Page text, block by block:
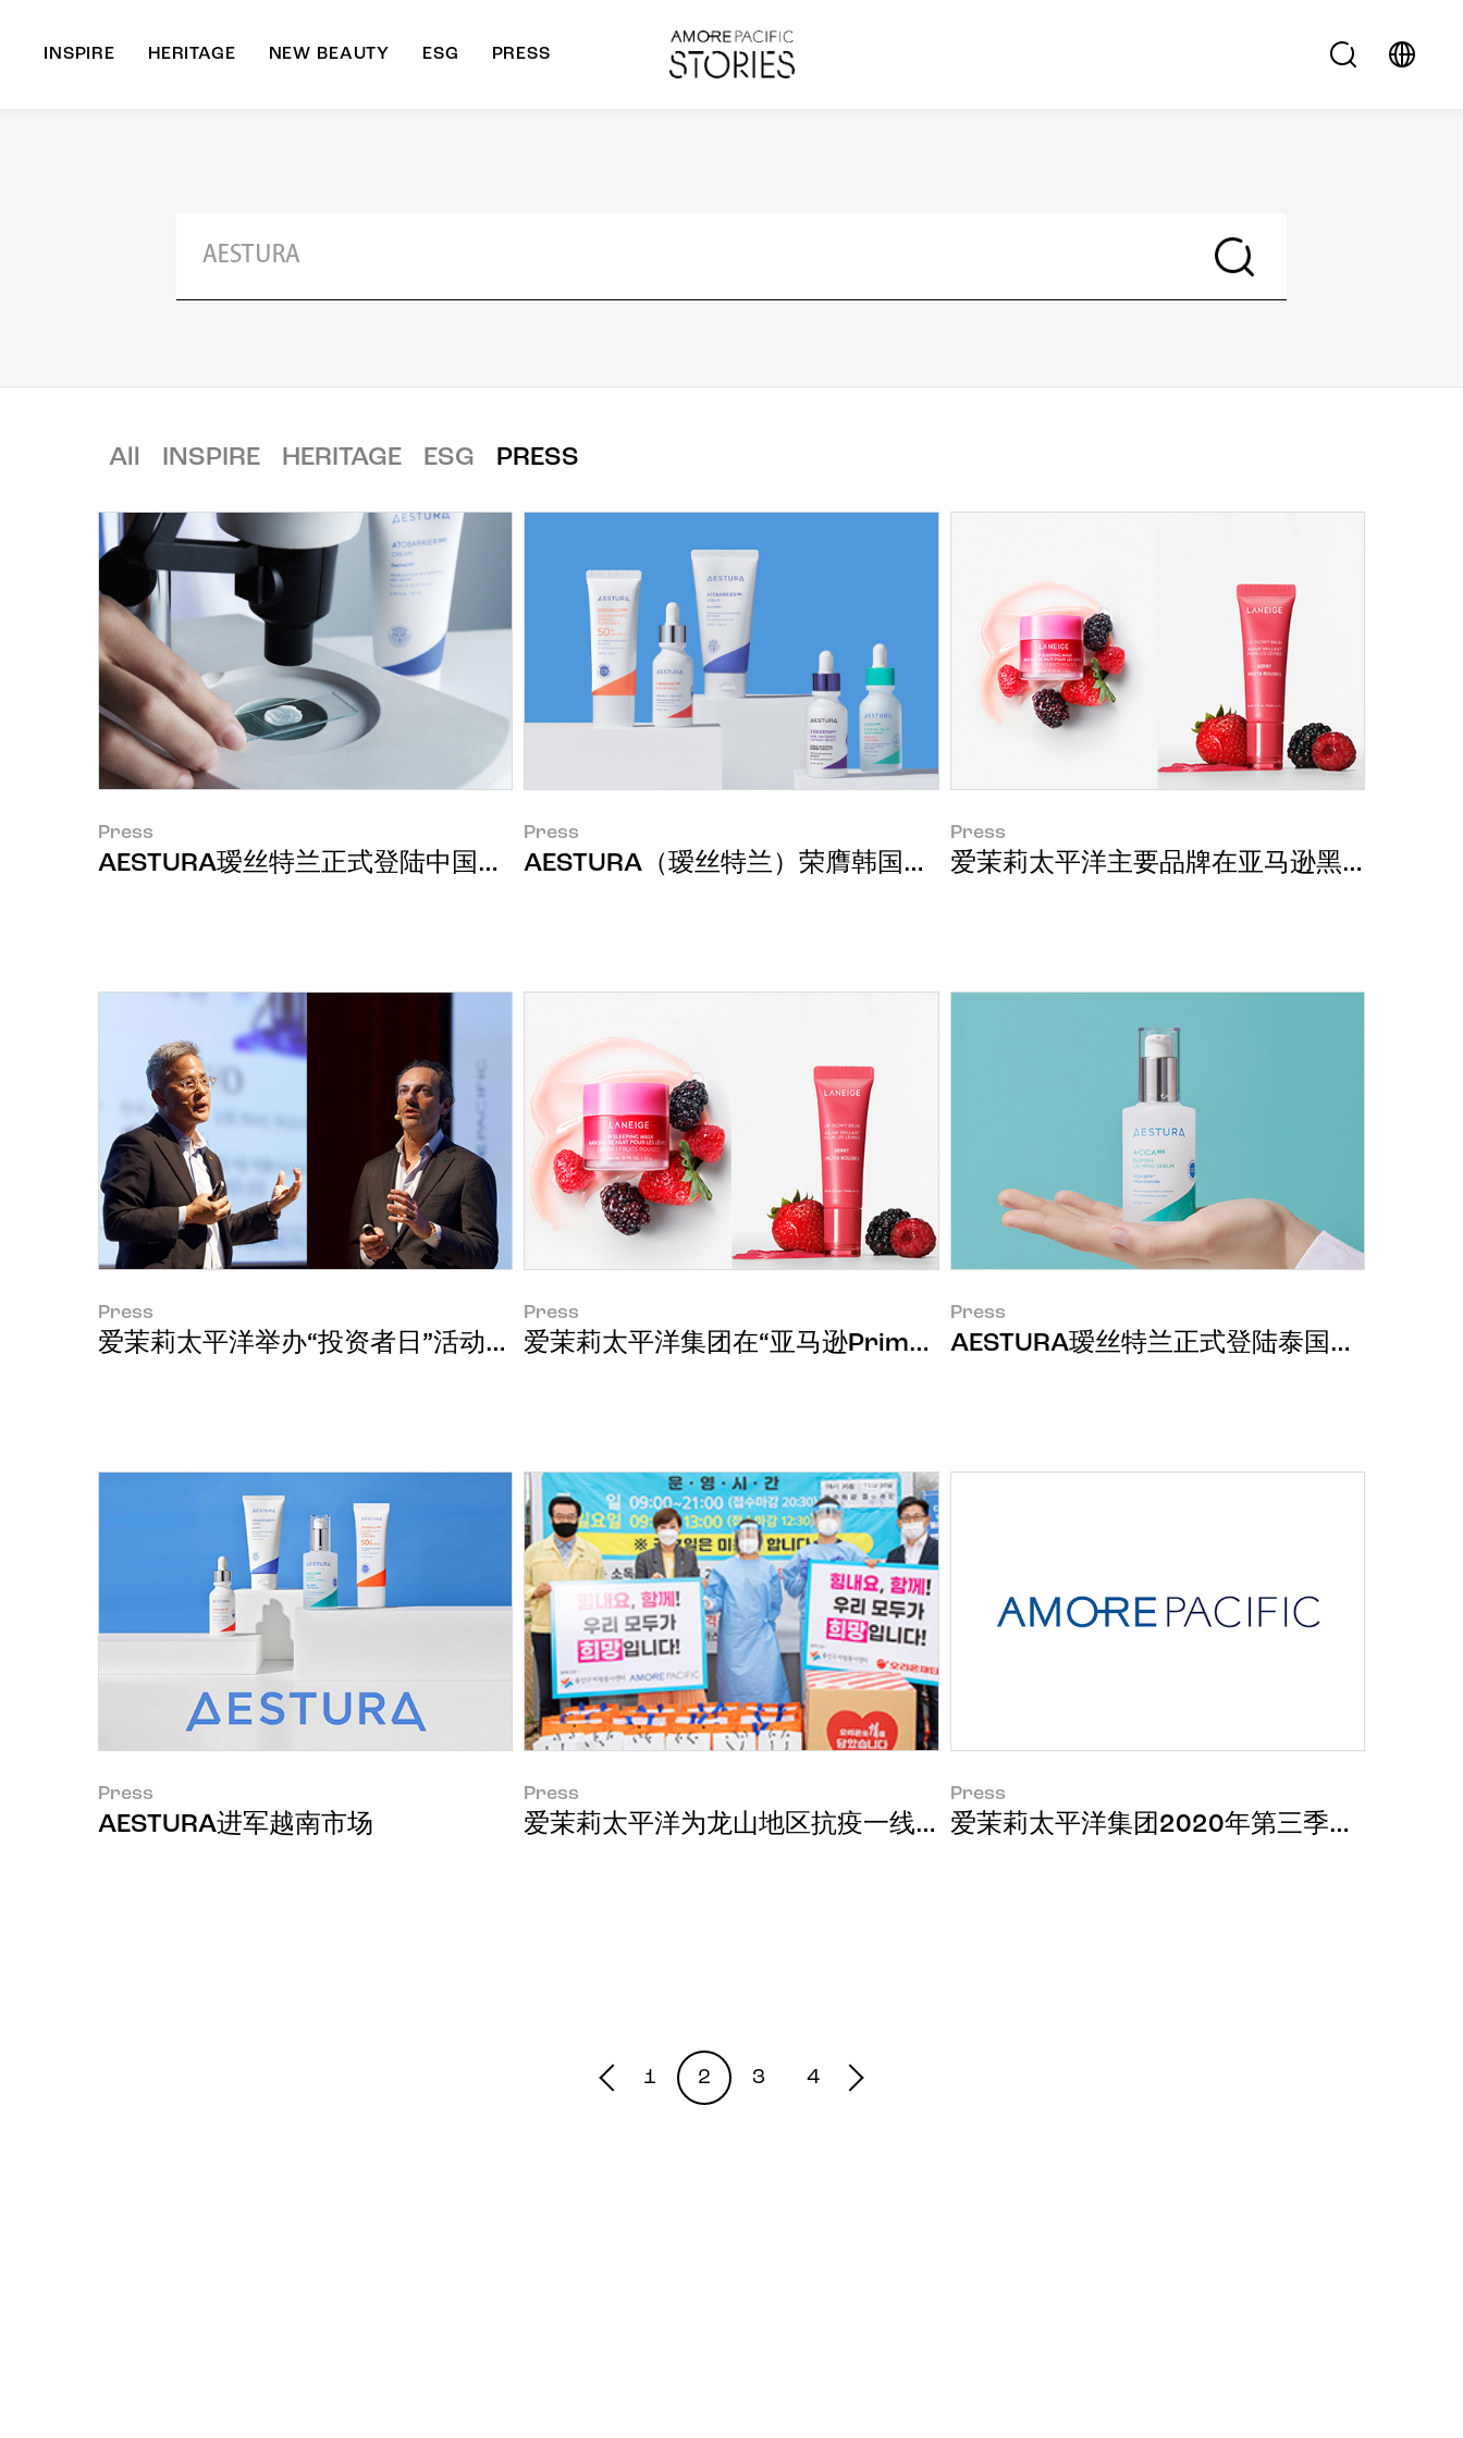
INSPIRE HERITAGE NEW BEAUTY ESG PRESS
All INSPIRE HERITAGE ESG PRESS
Press
AESTURA瑷丝特兰正式登陆中国市场 以科研专业守护肌肤健康之美
Press
AESTURA（瑷丝特兰）荣膺韩国面部护理药妆品类销量第一品牌
Press
爱茉莉太平洋主要品牌在亚马逊黑五网一期
Press
爱茉莉太平洋举办“投资者日”活动发布全球增长战略
Press
爱茉莉太平洋集团在“亚马逊Prime会员日”一举夺得前三席位
Press
AESTURA瑷丝特兰正式登陆泰国市场
Press
AESTURA进军越南市场
Press
爱茉莉太平洋为龙山地区抗疫一线医护人员送礼物加油打气
Press
爱茉莉太平洋集团2020年第三季度经营业绩
1 2 3 4